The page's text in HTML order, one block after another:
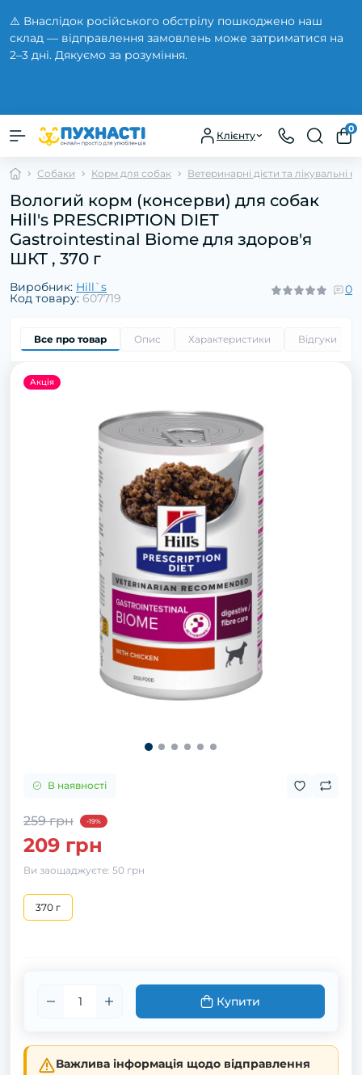
⚠️ Внаслідок російського обстрілу пошкоджено наш
склад — відправлення замовлень може затриматися на
2–3 дні. Дякуємо за розуміння.
Клієнту
0
Собаки Корм для собак Ветеринарні дієти та лікувальні
Вологий корм (консерви) для собак
Hill's PRESCRIPTION DIET
Gastrointestinal Biome для здоров'я
ШКТ , 370 г
Виробник: Hill`s
Код товару: 607719
0
Все про товар Опис Характеристики Відгуки
Акція
В наявності
259 грн -19%
209 грн
Ви заощаджуєте: 50 грн
370 г
Купити
Важлива інформація щодо відправлення